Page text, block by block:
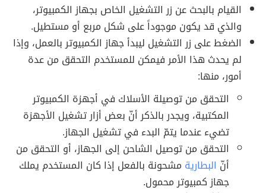
القيام بالبحث عن زر التشغيل الخاص بجهاز الكمبيوتر،
والذي قد يكون موجوداً على شكل مربع أو مستطيل.
الضغط على زر التشغيل ليبدأ جهاز الكمبيوتر بالعمل، وإذا
لم يحدث هذا الأمر فيمكن للمستخدم التحقق من عدة
أمور، منها:
التحقق من توصيلة الأسلاك في أجهزة الكمبيوتر
المكتبية، ويجدر بالذكر أنّ بعض أزار تشغيل الأجهزة
تضيء عندما يتمّ البدء في تشغيل الجهاز.
التحقق من توصيل الشاحن إلى الجهاز، أو التحقق من
أنّ البطارية مشحونة بالفعل إذا كان المستخدم يملك
جهاز كمبيوتر محمول.